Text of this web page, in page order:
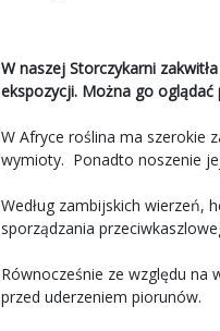
W naszej Storczykarni
ekspozycji. Można go
W Afryce roślina ma szerokie
wymioty. Ponadto noszenie
Według zambijskich wierzeń,
sporządzania
Równocześnie ze względu
przed uderzeniem piorunów.